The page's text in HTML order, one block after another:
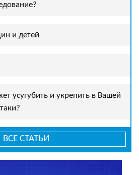
и детей
усугубить и укрепить в Вашей
ВСЕ СТАТЬИ